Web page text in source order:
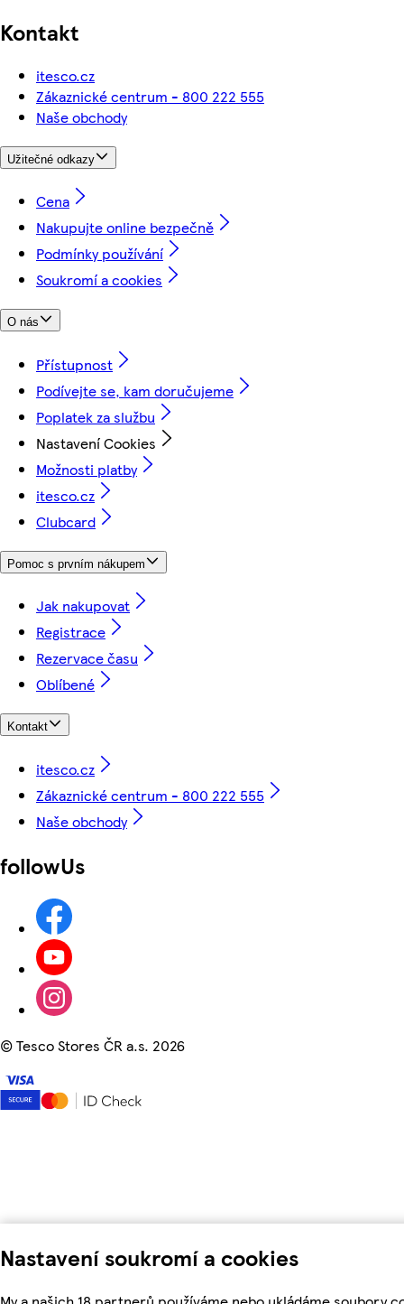
Nastavení soukromí a cookies
Kontakt
itesco.cz
Zákaznické centrum - 800 222 555
Naše obchody
Užitečné odkazy
Cena
Nakupujte online bezpečně
Podmínky používání
Soukromí a cookies
O nás
Přístupnost
Podívejte se, kam doručujeme
Poplatek za službu
Nastavení Cookies
Možnosti platby
itesco.cz
Clubcard
Pomoc s prvním nákupem
Jak nakupovat
Registrace
Rezervace času
Oblíbené
Kontakt
itesco.cz
Zákaznické centrum - 800 222 555
Naše obchody
followUs
©Tesco Stores ČR a.s. 2026